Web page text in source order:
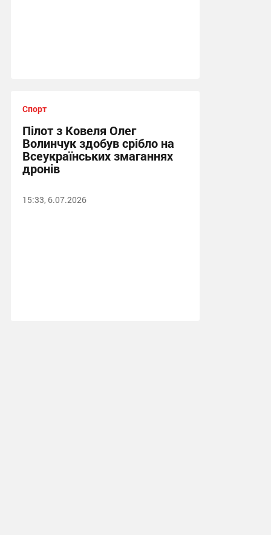
Спорт
Пілот з Ковеля Олег
Волинчук здобув срібло на
Всеукраїнських змаганнях
дронів
15:33, 6.07.2026